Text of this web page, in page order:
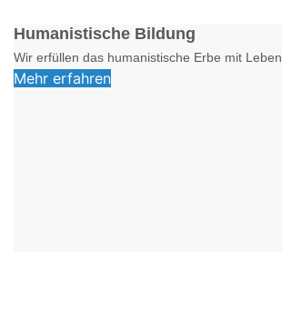
Humanistische Bildung
Wir erfüllen das humanistische Erbe mit Leben.
Mehr erfahren